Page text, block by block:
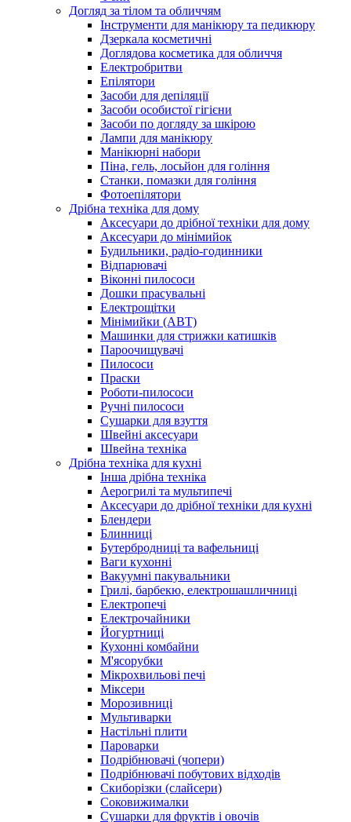
Догляд за тілом та обличчям
Інструменти для манікюру та педикюру
Дзеркала косметичні
Доглядова косметика для обличчя
Електробритви
Епілятори
Засоби для депіляції
Засоби особистої гігієни
Засоби по догляду за шкірою
Лампи для манікюру
Манікюрні набори
Піна, гель, лосьйон для гоління
Станки, помазки для гоління
Фотоепілятори
Дрібна техніка для дому
Аксесуари до дрібної техніки для дому
Аксесуари до мінімийок
Будильники, радіо-годинники
Відпарювачі
Віконні пилососи
Дошки прасувальні
Електрощітки
Мінімийки (АВТ)
Машинки для стрижки катишків
Пароочищувачі
Пилососи
Праски
Роботи-пилососи
Ручні пилососи
Сушарки для взуття
Швейні аксесуари
Швейна техніка
Дрібна техніка для кухні
Інша дрібна техніка
Аерогрилі та мультипечі
Аксесуари до дрібної техніки для кухні
Блендери
Блинниці
Бутербродниці та вафельниці
Ваги кухонні
Вакуумні пакувальники
Грилі, барбекю, електрошашличниці
Електропечі
Електрочайники
Йогуртниці
Кухонні комбайни
М'ясорубки
Мікрохвильові печі
Міксери
Морозивниці
Мультиварки
Настільні плити
Пароварки
Подрібнювачі (чопери)
Подрібнювачі побутових відходів
Скиборізки (слайсери)
Соковижималки
Сушарки для фруктів і овочів